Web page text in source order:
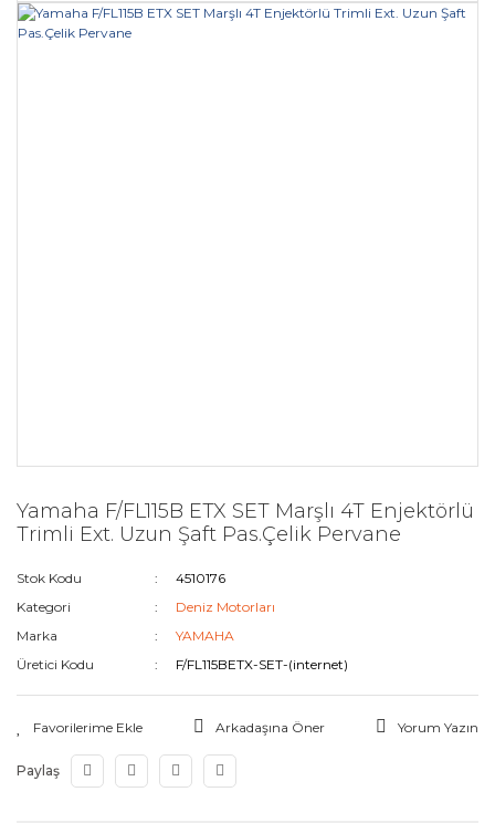
Yamaha F/FL115B ETX SET Marşlı 4T Enjektörlü
Trimli Ext. Uzun Şaft Pas.Çelik Pervane
Stok Kodu
4510176
Kategori
Deniz Motorları
Marka
YAMAHA
Üretici Kodu
F/FL115BETX-SET-(internet)
Arkadaşına Öner Yorum Yazın
Paylaş